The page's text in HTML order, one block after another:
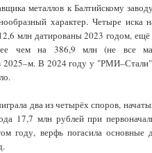
металлов к Балтийскому
характер. Четыре
млн датированы 2023 годом,
чем на 386,9 млн (не все
2025–м. В 2024 году у "РМИ–Стали"
два из четырёх споров,
17,7 млн рублей при
году, верфь погасила основные